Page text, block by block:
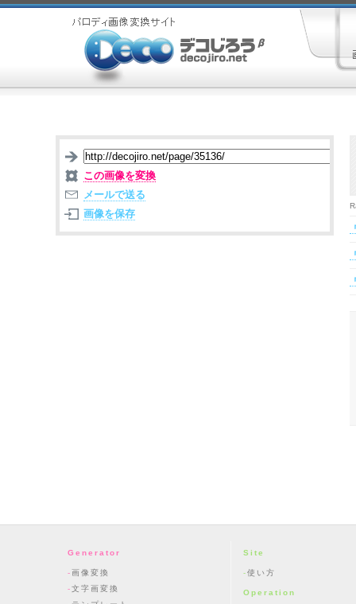
この画像を変換
メールで送る
画像を保存
Generator
画像変換
文字画変換
Site
使い方
Operation